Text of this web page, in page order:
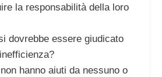
la responsabilità della loro
dovrebbe essere giudicato
hanno aiuti da nessuno o